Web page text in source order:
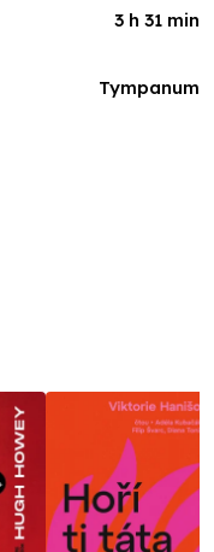
3 h 31 min
Tympanum